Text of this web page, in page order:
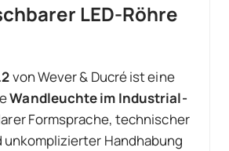
LED-Röhre
von Wever & Ducré ist eine
Wandleuchte im Industrial-
Formsprache, technischer
unkomplizierter Handhabung